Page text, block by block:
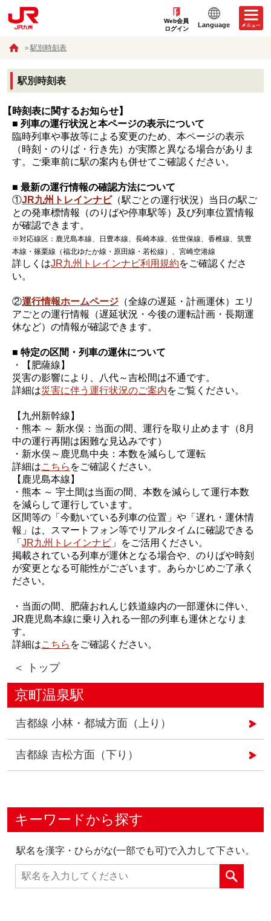
Web会員
ログイン
Language
駅別時刻表
駅別時刻表
【時刻表に関するお知らせ】
■ 列車の運行状況と本ページの表示について
臨時列車や事故等による変更のため、本ページの表示
（時刻・のりば・行き先）が実際と異なる場合がありま
す。ご乗車前に駅の案内も併せてご確認ください。
■ 最新の運行情報の確認方法について
①JR九州トレインナビ（駅ごとの運行状況）当日の駅ご
との発車標情報（のりばや停車駅等）及び列車位置情報
が確認できます。
※対応線区：鹿児島本線、日豊本線、長崎本線、佐世保線、香椎線、筑豊
本線・篠栗線（福北ゆたか線・原田線・若松線）、宮崎空港線
詳しくはJR九州トレインナビ利用規約をご確認くださ
い。
②運行情報ホームページ （全線の遅延・計画運休）エリ
アごとの運行情報（遅延状況・今後の運転計画・長期運
休など）の情報が確認できます。
■ 特定の区間・列車の運休について
・【肥薩線】
災害の影響により、八代～吉松間は不通です。
詳細は災害に伴う運行状況のご案内をご覧ください。
【九州新幹線】
・熊本 ～ 新水俣：当面の間、運行を取り止めます（8月
中の運行再開は困難な見込みです）
・新水俣～鹿児島中央：本数を減らして運転
詳細はこちら をご確認ください。
【鹿児島本線】
・熊本 ～ 宇土間は当面の間、本数を減らして運行本数
を減らして運行しています。
区間等の「今動いている列車の位置」や「遅れ・運休情
報」は、スマートフォン等でリアルタイムに確認できる
「JR九州トレインナビ 」をご活用ください。
掲載されている列車が運休となる場合や、のりばや時刻
が変更となる可能性がございます。あらかじめご了承く
ださい。
・当面の間、肥薩おれんじ鉄道線内の一部運休に伴い、
JR鹿児島本線に乗り入れる一部の列車も運休となりま
す。
詳細はこちら をご確認ください。
＜ トップ
京町温泉駅
吉都線 小林・都城方面（上り）
吉都線 吉松方面（下り）
キーワードから探す
駅名を漢字・ひらがな(一部でも可)で入力して下さい。